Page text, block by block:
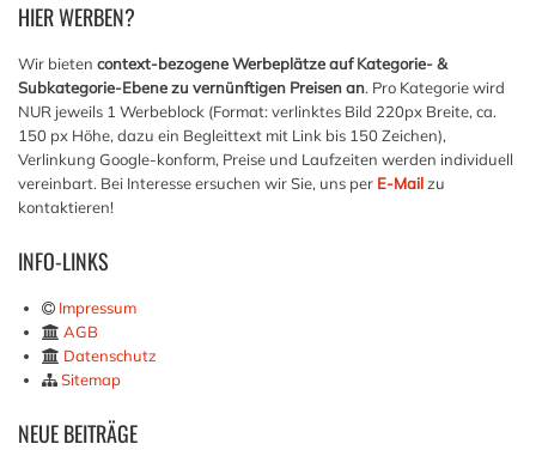
HIERWERBEN?
Wir bieten context-bezogene Werbeplätze auf Kategorie- &
Subkategorie-Ebene zu vernünftigen Preisen an. Pro Kategorie wird
NUR jeweils 1 Werbeblock (Format: verlinktes Bild 220px Breite, ca.
150 px Höhe, dazu ein Begleittext mit Link bis 150 Zeichen),
Verlinkung Google-konform, Preise und Laufzeiten werden individuell
vereinbart. Bei Interesse ersuchen wir Sie, uns per E-Mailzu
kontaktieren!
INFO-LINKS
Impressum
AGB
Datenschutz
Sitemap
NEUEBEITRÄGE